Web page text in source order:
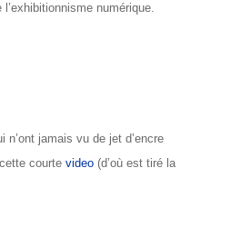
numérique.
n’ont jamais vu de jet d’encre
courte video (d’où est tiré la